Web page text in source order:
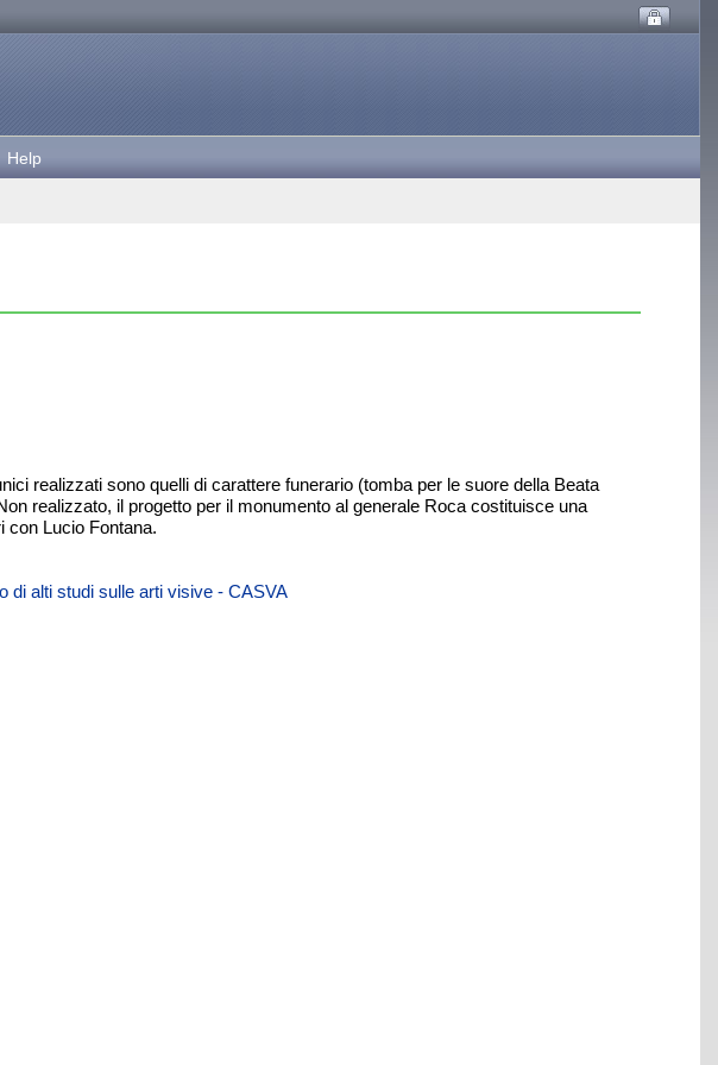
Help
realizzati sono quelli di carattere funerario (tomba per le suore della Beata
realizzato, il progetto per il monumento al generale Roca costituisce una
con Lucio Fontana.
di alti studi sulle arti visive - CASVA